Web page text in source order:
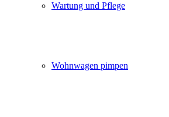
Wartung und Pflege
Wohnwagen pimpen